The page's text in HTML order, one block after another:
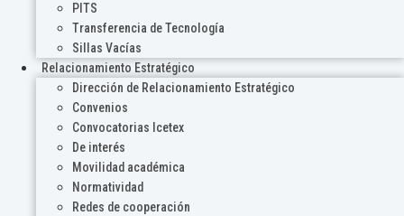
PITS
Transferencia de Tecnología
Sillas Vacías
Relacionamiento Estratégico
Dirección de Relacionamiento Estratégico
Convenios
Convocatorias Icetex
De interés
Movilidad académica
Normatividad
Redes de cooperación